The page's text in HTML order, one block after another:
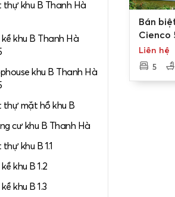
thự khu B Thanh Hà
kề khu B Thanh Hà
khu B Thanh Hà
thự mặt hồ khu B
cư khu B Thanh Hà
khu B 1.1
khu B 1.2
khu B 1.3
50%
Các Lô
giáp với
Để biết
hệ Tân
Bán
Cienco
200m2,
Liên hệ
5